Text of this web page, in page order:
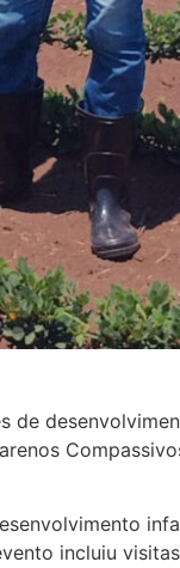
incluiu